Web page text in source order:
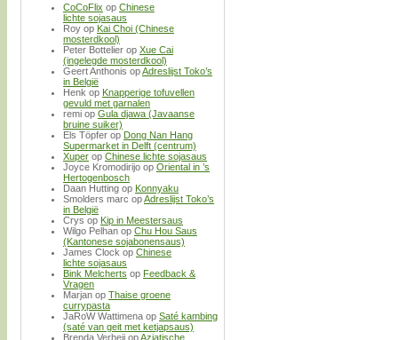
CoCoFlix op Chinese
lichte sojasaus
Roy op Kai Choi (Chinese
mosterdkool)
Peter Bottelier op Xue Cai
(ingelegde mosterdkool)
Geert Anthonis opAdreslijst Toko’s
in België
Henk op Knapperige tofuvellen
gevuld met garnalen
remi op Gula djawa (Javaanse
bruine suiker)
Els Töpfer op Dong Nan Hang
Supermarket in Delft (centrum)
Xuper op Chinese lichte sojasaus
Joyce Kromodirijo op Oriental in ’s
Hertogenbosch
Daan Hutting op Konnyaku
Smolders marc opAdreslijst Toko’s
in België
Crys op Kip in Meestersaus
Wilgo Pelhan op Chu Hou Saus
(Kantonese sojabonensaus)
James Clock op Chinese
lichte sojasaus
Bink Melcherts op Feedback &
Vragen
Marjan op Thaise groene
currypasta
JaRoW Wattimena op Saté kambing
(saté van geit met ketjapsaus)
Brenda Verheij opAziatische